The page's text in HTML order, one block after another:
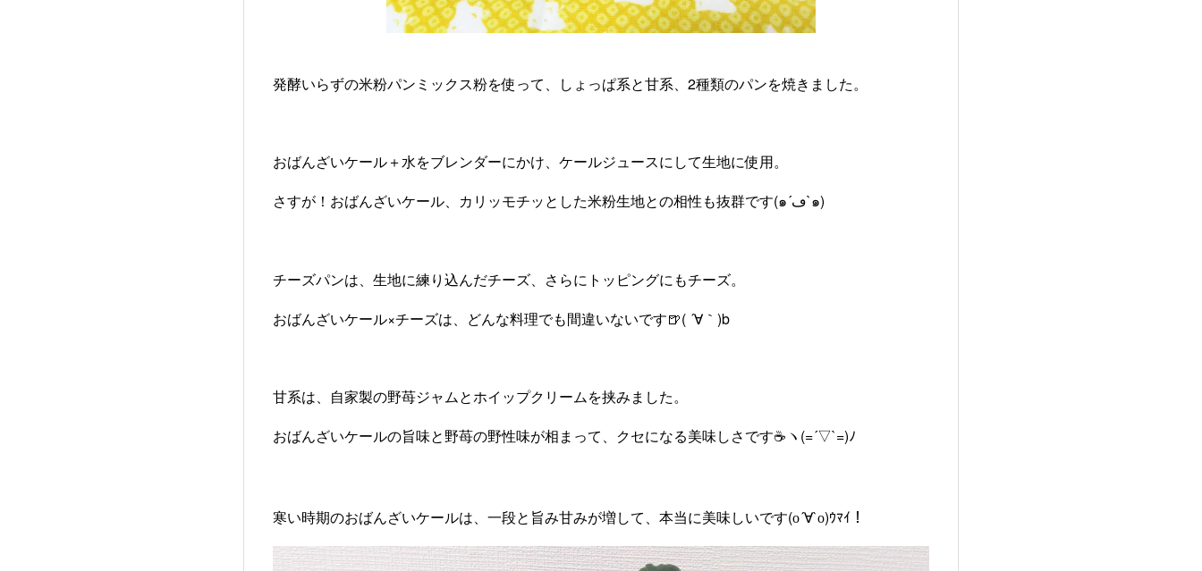
発酵いらずの米粉パンミックス粉を使って、しょっぱ系と甘系、2種類のパンを焼きました。
おばんざいケール＋水をブレンダーにかけ、ケールジュースにして生地に使用。
さすが！おばんざいケール、カリッモチッとした米粉生地との相性も抜群です(๑´ڡ`๑)
チーズパンは、生地に練り込んだチーズ、さらにトッピングにもチーズ。
おばんざいケール×チーズは、どんな料理でも間違いないです🍺( ´∀｀)b
甘系は、自家製の野苺ジャムとホイップクリームを挟みました。
おばんざいケールの旨味と野苺の野性味が相まって、クセになる美味しさです☕ヽ(=´▽`=)ﾉ
寒い時期のおばんざいケールは、一段と旨み甘みが増して、本当に美味しいです(о´∀`о)ｳﾏｲ！